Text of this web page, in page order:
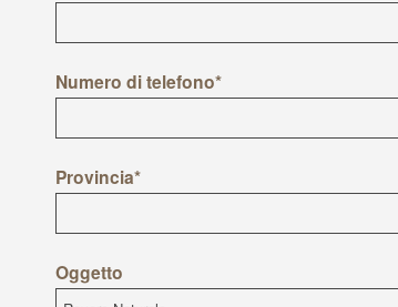
Numero di telefono*
Provincia*
Oggetto